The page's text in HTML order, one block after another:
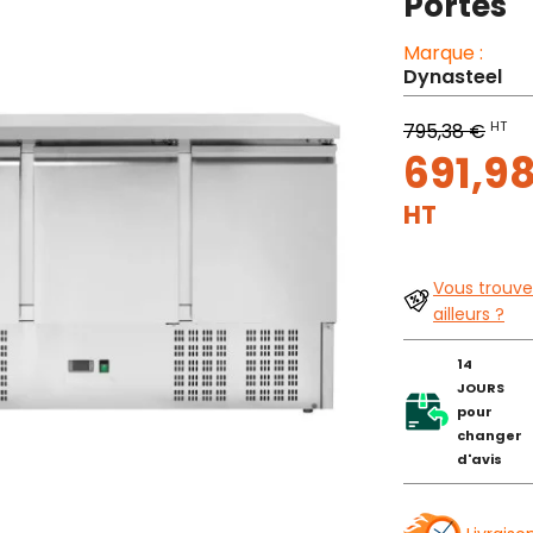
Marque :
Dynasteel
795,38 € HT
HT
Vous
ailleurs ?
14
JOURS
pour
changer
d'avis